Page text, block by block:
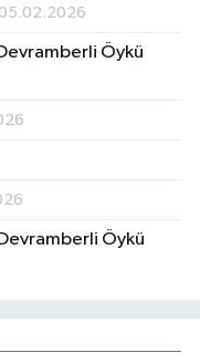
05.02.2026
Öykü
Öykü